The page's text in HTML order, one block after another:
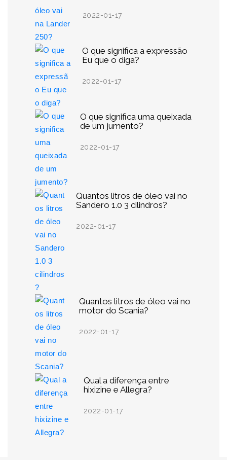
2022-01-17
O que significa a expressão
Eu que o diga?
2022-01-17
O que significa uma queixada
de um jumento?
2022-01-17
Quantos litros de óleo vai no
Sandero 1.0 3 cilindros?
2022-01-17
Quantos litros de óleo vai no
motor do Scania?
2022-01-17
Qual a diferença entre
hixizine e Allegra?
2022-01-17